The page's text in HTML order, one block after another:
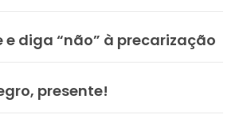
diga “não” à precarização
presente!